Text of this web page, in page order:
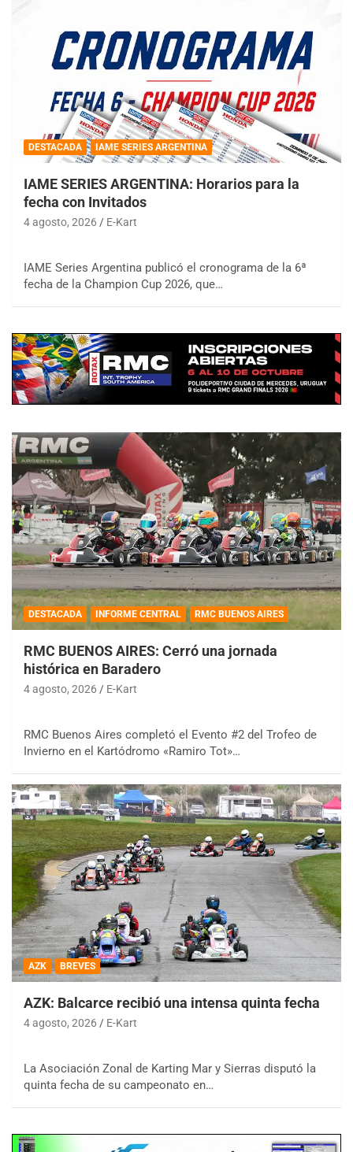
DESTACADA IAME SERIES ARGENTINA
IAME SERIES ARGENTINA: Horarios para la
fecha con Invitados
4 agosto, 2026 E-Kart
IAME Series Argentina publicó el cronograma de la 6ª
fecha de la Champion Cup 2026, que…
DESTACADA INFORME CENTRAL RMC BUENOS AIRES
RMC BUENOS AIRES: Cerró una jornada
histórica en Baradero
4 agosto, 2026 E-Kart
RMC Buenos Aires completó el Evento #2 del Trofeo de
Invierno en el Kartódromo «Ramiro Tot»…
AZK BREVES
AZK: Balcarce recibió una intensa quinta fecha
4 agosto, 2026 E-Kart
La Asociación Zonal de Karting Mar y Sierras disputó la
quinta fecha de su campeonato en…